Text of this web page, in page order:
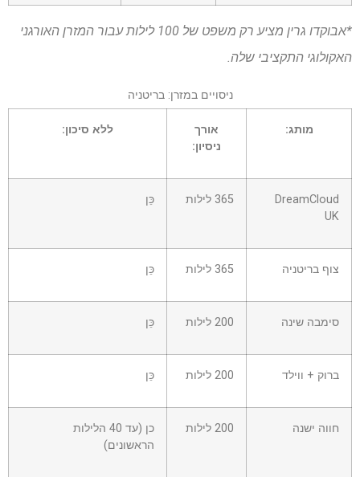
*אבוקדו גרין מציע רק משפט של 100 לילות עבור המזרן האורגני
האקולוגי התקציבי שלה.
ניסויים במזרן: בריטניה
מותג:
אורך
ניסיון:
ללא סיכון:
DreamCloud
UK
365 לילות כֵּן
צוף בריטניה 365 לילות כֵּן
סימבה שינה 200 לילות כֵּן
ברוק + ווילד 200 לילות כֵּן
חווה ישנה 200 לילות
כן (עד 40 הלילות
הראשונים)